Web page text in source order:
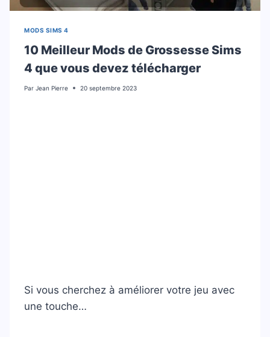
MODS SIMS 4
10 Meilleur Mods de Grossesse Sims
4 que vous devez télécharger
Par Jean Pierre 20 septembre 2023
Si vous cherchez à améliorer votre jeu avec
une touche…